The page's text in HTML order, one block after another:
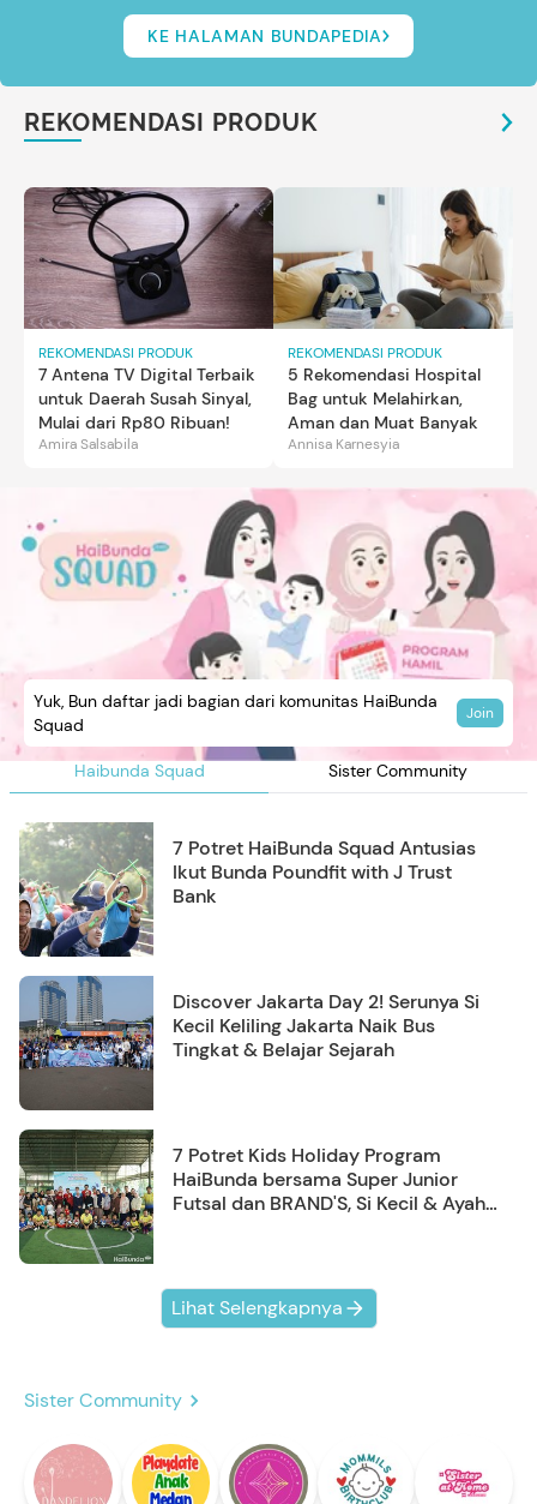
KE HALAMAN BUNDAPEDIA
REKOMENDASI PRODUK
REKOMENDASI PRODUK
7 Antena TV Digital Terbaik
untuk Daerah Susah Sinyal,
Mulai dari Rp80 Ribuan!
Amira Salsabila
REKOMENDASI PRODUK
5 Rekomendasi Hospital
Bag untuk Melahirkan,
Aman dan Muat Banyak
Annisa Karnesyia
Haibunda Squad Sister Community
Yuk, Bun daftar jadi bagian dari komunitas HaiBunda
Squad
Join
7 Potret HaiBunda Squad Antusias
Ikut Bunda Poundfit with J Trust
Bank
Discover Jakarta Day 2! Serunya Si
Kecil Keliling Jakarta Naik Bus
Tingkat & Belajar Sejarah
7 Potret Kids Holiday Program
HaiBunda bersama Super Junior
Futsal dan BRAND'S, Si Kecil & Ayah
Lihat Selengkapnya
Sister Community